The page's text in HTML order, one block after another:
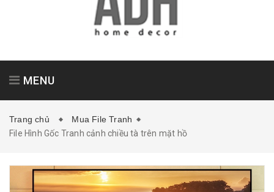
MENU
Tranh dán tường
Trang chủ
Mua File Tranh
File Hình Gốc Tranh cảnh chiều tà trên mặt hồ